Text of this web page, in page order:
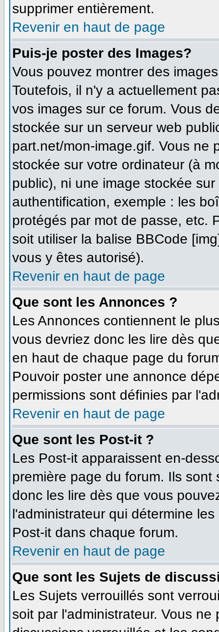
supprimer entièrement.
Revenir en haut de page
Puis-je poster des Images?
Vous pouvez montrer des
Toutefois, il n'y a actuellement
vos images sur ce forum. Vous
stockée sur un serveur web
part.net/mon-image.gif. Vous ne
stockée sur votre ordinateur (à
public), ni une image stockée
authentification, exemple : les
protégés par mot de passe, etc.
soit utiliser la balise BBCode
vous y êtes autorisé).
Revenir en haut de page
Que sont les Annonces ?
Les Annonces contiennent le
vous devriez donc les lire dès
en haut de chaque page du
Pouvoir poster une annonce
permissions sont définies par
Revenir en haut de page
Que sont les Post-it ?
Les Post-it apparaissent en-
première page du forum. Ils
donc les lire dès que vous
l'administrateur qui détermine
Post-it dans chaque forum.
Revenir en haut de page
Que sont les Sujets de
Les Sujets verrouillés sont
soit par l'administrateur. Vous